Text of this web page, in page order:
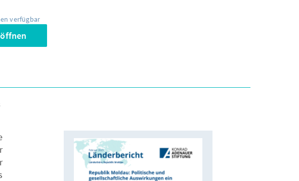
verfügbar
öffnen